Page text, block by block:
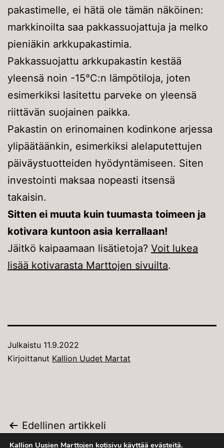
pakastimelle, ei hätä ole tämän näköinen:
markkinoilta saa pakkassuojattuja ja melko
pieniäkin arkkupakastimia.
Pakkassuojattu arkkupakastin kestää
yleensä noin -15°C:n lämpötiloja, joten
esimerkiksi lasitettu parveke on yleensä
riittävän suojainen paikka.
Pakastin on erinomainen kodinkone arjessa
ylipäätäänkin, esimerkiksi alelaputettujen
päiväystuotteiden hyödyntämiseen. Siten
investointi maksaa nopeasti itsensä
takaisin.
Sitten ei muuta kuin tuumasta toimeen ja
kotivara kuntoon asia kerrallaan!
Jäitkö kaipaamaan lisätietoja? Voit lukea
lisää kotivarasta Marttojen sivuilta.
Julkaistu 11.9.2022
Kirjoittanut Kallion Uudet Martat
Artikkelien
Edellinen artikkeli
Linkkivinkki: Kuinka kävi
Kallion Uusien Marttojen kotisivu käyttää evästeitä.